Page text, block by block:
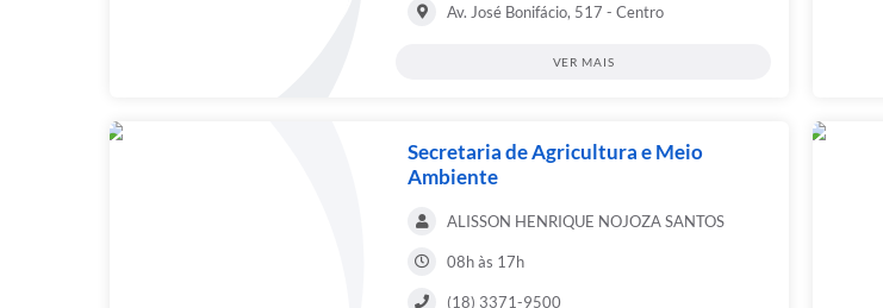
Av. José Bonifácio, 517 - Centro
VER MAIS
Secretaria de Agricultura e Meio
Ambiente
ALISSON HENRIQUE NOJOZA SANTOS
08h às 17h
(18) 3371-9500